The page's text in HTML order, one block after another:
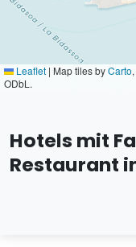
Leaflet | Map tiles byCarto
ODbL.
Hotels mit
Restaurant